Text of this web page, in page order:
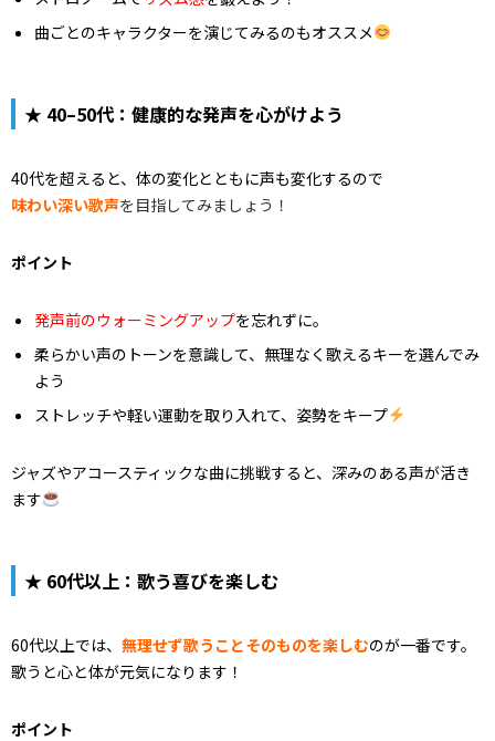
曲ごとのキャラクターを演じてみるのもオススメ
★ 40–50代：健康的な発声を心がけよう
40代を超えると、体の変化とともに声も変化するので
味わい深い歌声を目指してみましょう！
ポイント
発声前のウォーミングアップを忘れずに。
柔らかい声のトーンを意識して、無理なく歌えるキーを選んでみ
よう
ストレッチや軽い運動を取り入れて、姿勢をキープ
ジャズやアコースティックな曲に挑戦すると、深みのある声が活き
ます
★ 60代以上：歌う喜びを楽しむ
60代以上では、 無理せず歌うことそのものを楽しむのが一番です。
歌うと心と体が元気になります！
ポイント